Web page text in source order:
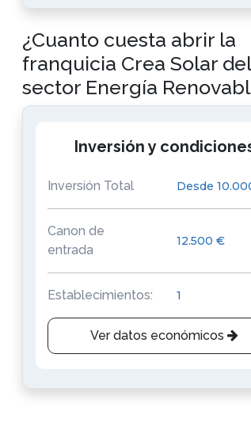
¿Cuanto cuesta abrir la
franquicia Crea Solar del
sector Energía
Inversión y
Inversión Total Desde
Canon de
entrada
12.500 €
Establecimientos: 1
Ver datos económicos